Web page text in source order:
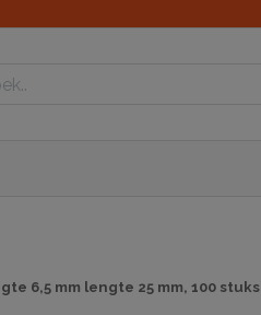
6,5 mm lengte 25 mm, 100 stuks